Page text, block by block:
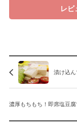
レ
漬け込
濃厚もちもち！即席塩豆